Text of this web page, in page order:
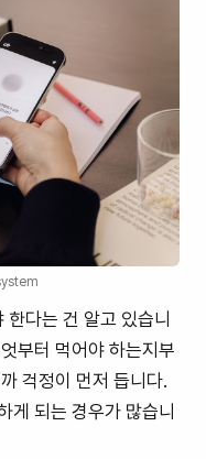
다는 건 알고 있습니
부터 먹어야 하는지부
걱정이 먼저 듭니다.
게 되는 경우가 많습니